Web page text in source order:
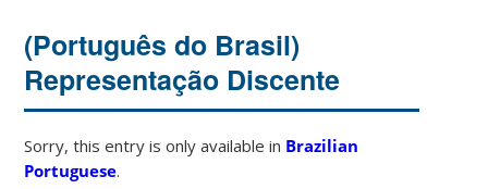
(Português do Brasil)
Representação Discente
Sorry, this entry is only available in Brazilian
Portuguese.